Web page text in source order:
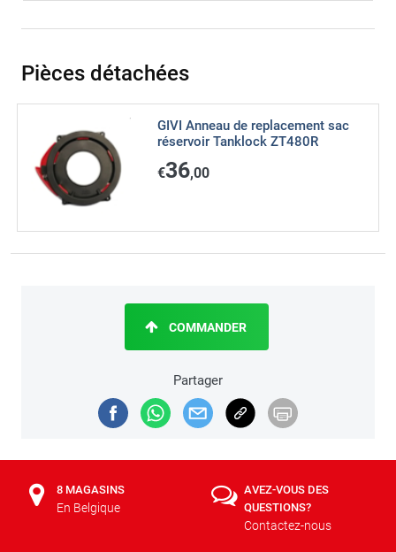
Pièces détachées
GIVI Anneau de replacement sac
réservoir Tanklock ZT480R
€36,00
Partager
COMMANDER
8 MAGASINS
En Belgique
AVEZ-VOUS DES
QUESTIONS?
Contactez-nous